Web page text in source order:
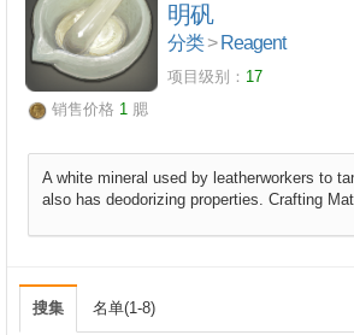
明矾
分类> Reagent
项目级别： 17
销售价格 1 腮
A white mineral used by leatherworkers to
also has deodorizing properties. Crafting
搜集 名单(1-8)